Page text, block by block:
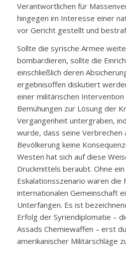
Verantwortlichen für
hingegen im Interesse einer
vor Gericht gestellt und
Sollte die syrische Armee
bombardieren, sollte die
einschließlich deren
ergebnisoffen diskutiert
einer militärischen
Bemühungen zur Lösung der
Vergangenheit untergraben,
wurde, dass seine Verbrechen
Bevölkerung keine
Westen hat sich auf diese
Druckmittels beraubt. Ohne
Eskalationsszenario waren die
internationalen Gemeinschaft
Unterfangen. Es ist
Erfolg der Syriendiplomatie –
Assads Chemiewaffen – erst
amerikanischer Militärschläge